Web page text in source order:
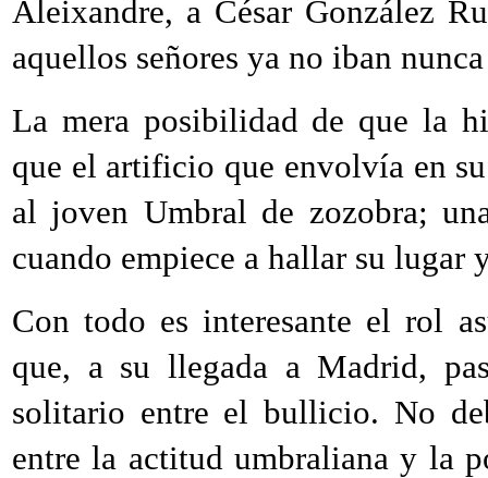
Aleixandre, a César González
aquellos señores ya no iban
La mera posibilidad de que la
que el artificio que envolvía en
al joven Umbral de zozobra;
cuando empiece a hallar su lugar
Con todo es interesante el rol
que, a su llegada a Madrid,
solitario entre el bullicio. No
entre la actitud umbraliana y la